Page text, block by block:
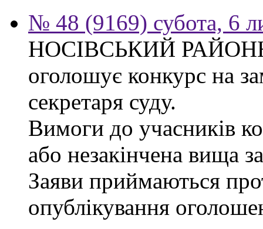
№ 48 (9169) субота, 6
НОСІВСЬКИЙ
оголошує конкурс на
секретаря суду.
Вимоги до учасників
або незакінчена вища
Заяви приймаються
опублікування